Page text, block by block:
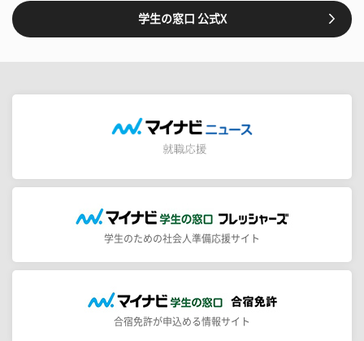
学生の窓口 公式X
学生のための社会人準備応援サイト
合宿免許が申込める情報サイト